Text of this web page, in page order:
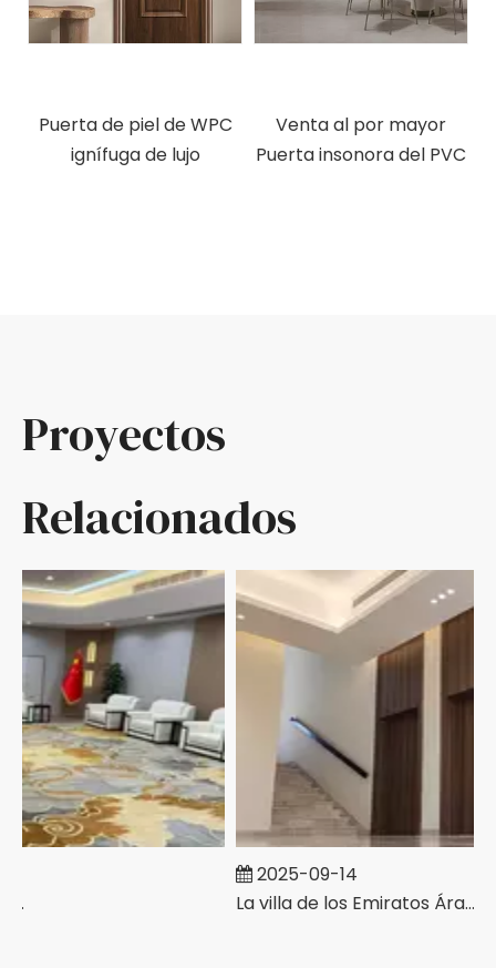
Venta al por mayor
Puerta insonora del PVC
Puerta de piel de WPC a
precio barato de
Proyectos
Relacionados
2025-09-14
La villa de los Emiratos Árabes Unidos